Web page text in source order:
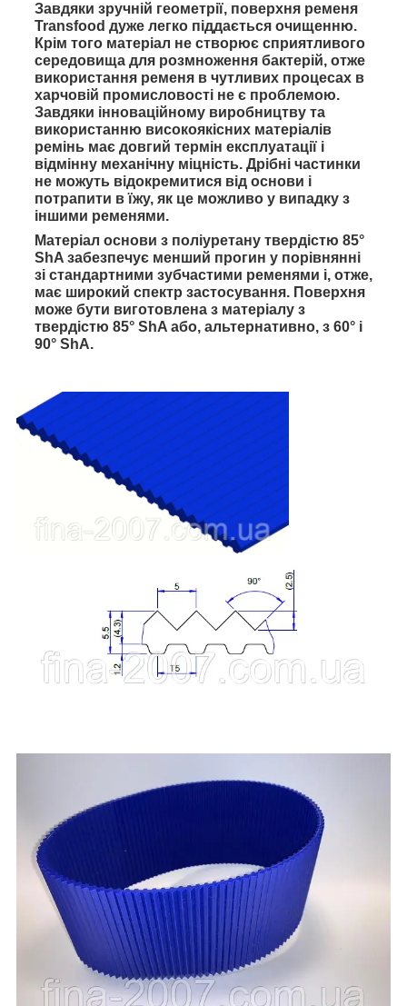
Завдяки зручній геометрії, поверхня ременя
Transfood дуже легко піддається очищенню.
Крім того матеріал не створює сприятливого
середовища для розмноження бактерій, отже
використання ременя в чутливих процесах в
харчовій промисловості не є проблемою.
Завдяки інноваційному виробництву та
використанню високоякісних матеріалів
ремінь має довгий термін експлуатації і
відмінну механічну міцність. Дрібні частинки
не можуть відокремитися від основи і
потрапити в їжу, як це можливо у випадку з
іншими ременями.
Матеріал основи з поліуретану твердістю 85°
ShA забезпечує менший прогин у порівнянні
зі стандартними зубчастими ременями і, отже,
має широкий спектр застосування. Поверхня
може бути виготовлена з матеріалу з
твердістю 85° ShA або, альтернативно, з 60° і
90° ShA.